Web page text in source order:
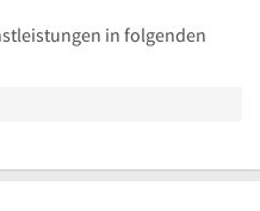
in folgenden